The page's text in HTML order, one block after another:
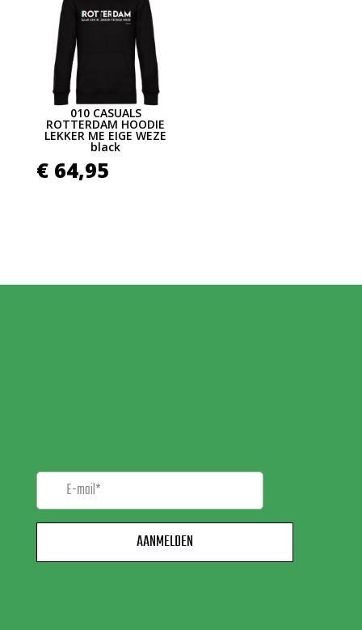
010 CASUALS
ROTTERDAM HOODIE
LEKKER ME EIGE WEZE
black
€64,95